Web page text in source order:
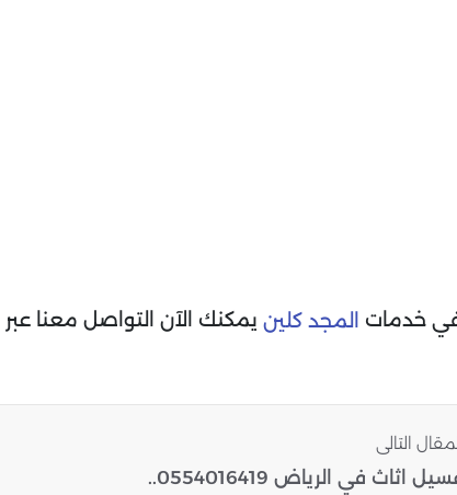
خدمات المجد كلين يمكنك الآن التواصل معنا عبر
المقال التالى
اثاث في الرياض 0554016419..